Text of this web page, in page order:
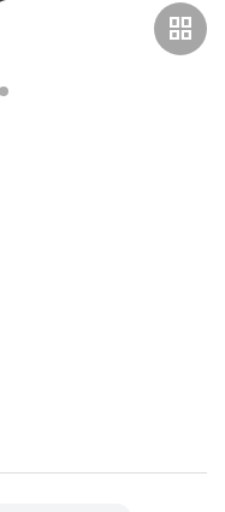
grid_view